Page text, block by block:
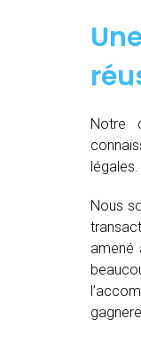
Notre
légales.
Nous
amené